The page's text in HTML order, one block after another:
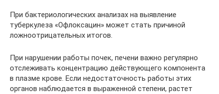
При бактериологических анализах на выявление
туберкулеза «Офлоксацин» может стать причиной
ложноотрицательных итогов.
При нарушении работы почек, печени важно регулярно
отслеживать концентрацию действующего компонента
в плазме крове. Если недостаточность работы этих
органов наблюдается в выраженной степени, растет